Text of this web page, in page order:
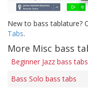
New to bass tablature?
Tabs.
More Misc bass
Beginner Jazz bass tabs
Bass Solo bass tabs